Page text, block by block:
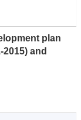
plan
and